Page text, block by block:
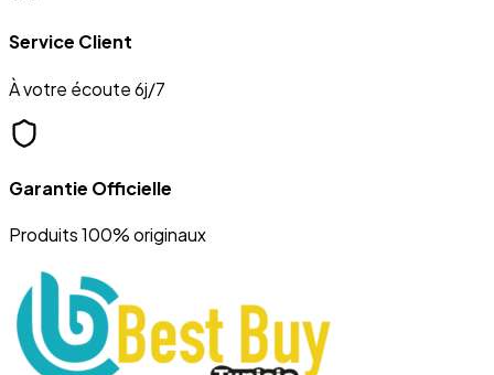
Service Client
À votre écoute 6j/7
Garantie Officielle
Produits 100% originaux